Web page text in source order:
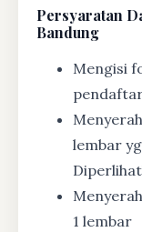
Persyaratan
Bandung
Mengisi
lembar
1 lembar